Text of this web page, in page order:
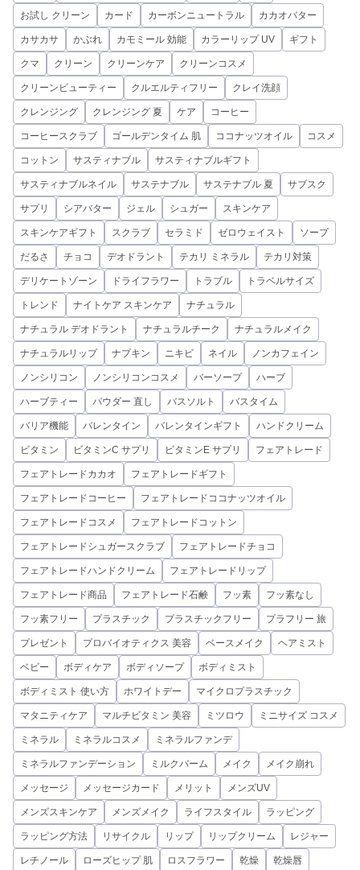
お試し クリーン カード カーボンニュートラル カカオバター
カサカサ かぶれ カモミール 効能 カラーリップ UV ギフト
クマ クリーン クリーンケア クリーンコスメ
クリーンビューティー クルエルティフリー クレイ洗顔
クレンジング クレンジング 夏 ケア コーヒー
コーヒースクラブ ゴールデンタイム 肌 ココナッツオイル コスメ
コットン サスティナブル サスティナブルギフト
サスティナブルネイル サステナブル サステナブル 夏 サブスク
サプリ シアバター ジェル シュガー スキンケア
スキンケアギフト スクラブ セラミド ゼロウェイスト ソープ
だるさ チョコ デオドラント テカリ ミネラル テカリ対策
デリケートゾーン ドライフラワー トラブル トラベルサイズ
トレンド ナイトケア スキンケア ナチュラル
ナチュラル デオドラント ナチュラルチーク ナチュラルメイク
ナチュラルリップ ナプキン ニキビ ネイル ノンカフェイン
ノンシリコン ノンシリコンコスメ バーソープ ハーブ
ハーブティー パウダー 直し バスソルト バスタイム
バリア機能 バレンタイン バレンタインギフト ハンドクリーム
ビタミン ビタミンC サプリ ビタミンE サプリ フェアトレード
フェアトレードカカオ フェアトレードギフト
フェアトレードコーヒー フェアトレードココナッツオイル
フェアトレードコスメ フェアトレードコットン
フェアトレードシュガースクラブ フェアトレードチョコ
フェアトレードハンドクリーム フェアトレードリップ
フェアトレード商品 フェアトレード石鹸 フッ素 フッ素なし
フッ素フリー プラスチック プラスチックフリー プラフリー 旅
プレゼント プロバイオティクス 美容 ベースメイク ヘアミスト
ベビー ボディケア ボディソープ ボディミスト
ボディミスト 使い方 ホワイトデー マイクロプラスチック
マタニティケア マルチビタミン 美容 ミツロウ ミニサイズ コスメ
ミネラル ミネラルコスメ ミネラルファンデ
ミネラルファンデーション ミルクバーム メイク メイク崩れ
メッセージ メッセージカード メリット メンズUV
メンズスキンケア メンズメイク ライフスタイル ラッピング
ラッピング方法 リサイクル リップ リップクリーム レジャー
レチノール ローズヒップ 肌 ロスフラワー 乾燥 乾燥唇